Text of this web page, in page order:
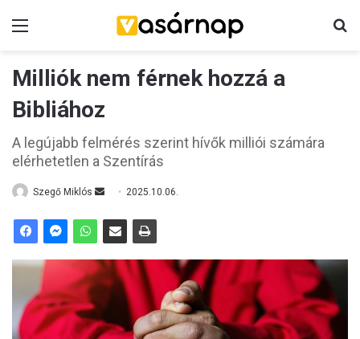
Milliók nem férnek hozzá a
Bibliához
A legújabb felmérés szerint hívők milliói számára
elérhetetlen a Szentírás
Szegő Miklós
n
a
n
e
m
2025.10.06.